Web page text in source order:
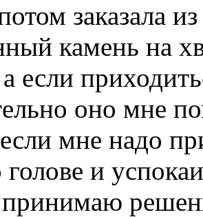
заказала
камень на
если
оно мне
мне надо
и